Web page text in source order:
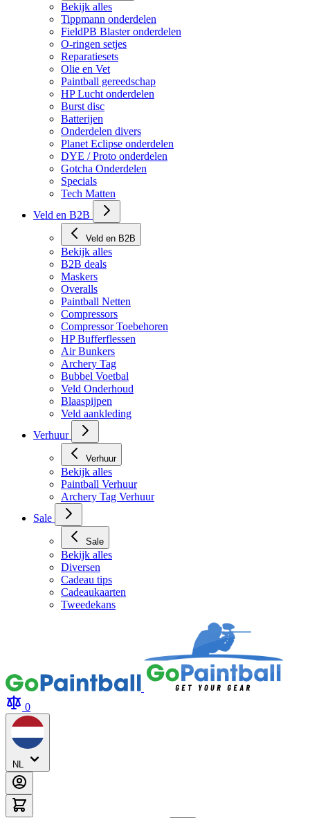
Bekijk alles
Tippmann onderdelen
FieldPB Blaster onderdelen
O-ringen setjes
Reparatiesets
Olie en Vet
Paintball gereedschap
HP Lucht onderdelen
Burst disc
Batterijen
Onderdelen divers
Planet Eclipse onderdelen
DYE / Proto onderdelen
Gotcha Onderdelen
Specials
Tech Matten
Veld en B2B
Veld en B2B
Bekijk alles
B2B deals
Maskers
Overalls
Paintball Netten
Compressors
Compressor Toebehoren
HP Bufferflessen
Air Bunkers
Archery Tag
Bubbel Voetbal
Veld Onderhoud
Blaaspijpen
Veld aankleding
Verhuur
Verhuur
Bekijk alles
Paintball Verhuur
Archery Tag Verhuur
Sale
Sale
Bekijk alles
Diversen
Cadeau tips
Cadeaukaarten
Tweedekans
0
NL